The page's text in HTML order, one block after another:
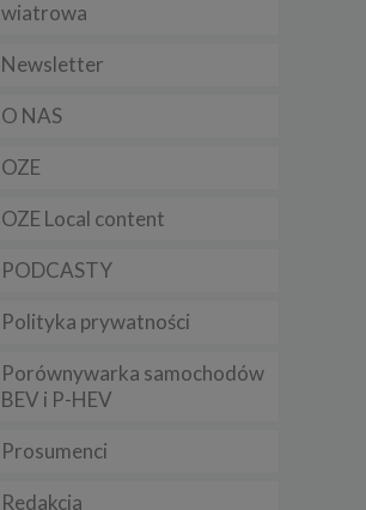
wiatrowa
Newsletter
O NAS
OZE
OZE Local content
PODCASTY
Polityka prywatności
Porównywarka samochodów
BEV i P-HEV
Prosumenci
Redakcja